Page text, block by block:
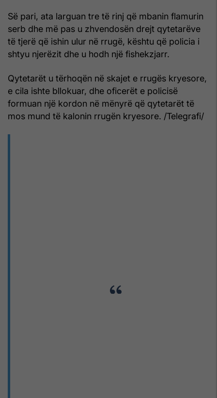
Së pari, ata larguan tre të rinj që mbanin flamurin
serb dhe më pas u zhvendosën drejt qytetarëve
të tjerë që ishin ulur në rrugë, kështu që policia i
shtyu njerëzit dhe u hodh një fishekzjarr.
Qytetarët u tërhoqën në skajet e rrugës kryesore,
e cila ishte bllokuar, dhe oficerët e policisë
formuan një kordon në mënyrë që qytetarët të
mos mund të kalonin rrugën kryesore. /Telegrafi/